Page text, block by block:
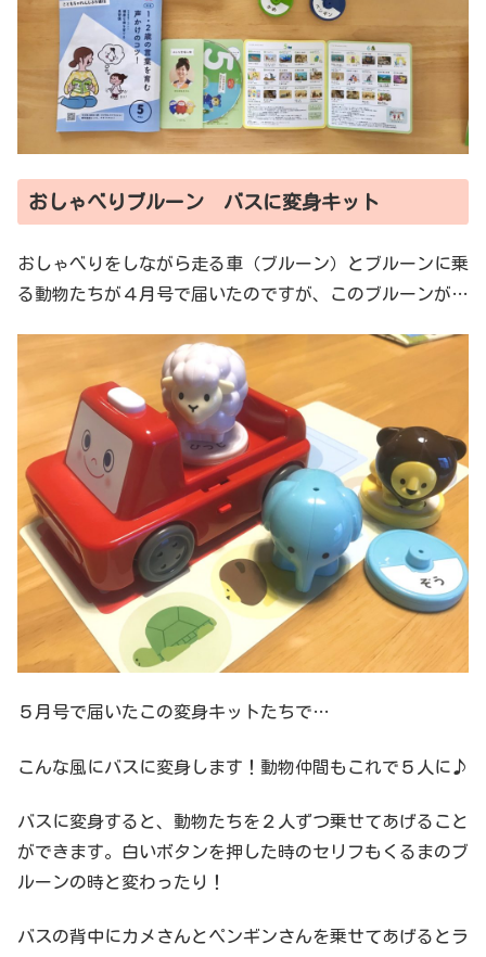
おしゃべりブルーン バスに変身キット
おしゃべりをしながら走る車（ブルーン）とブルーンに乗
る動物たちが４月号で届いたのですが、このブルーンが…
５月号で届いたこの変身キットたちで…
こんな風にバスに変身します！動物仲間もこれで５人に♪
バスに変身すると、動物たちを２人ずつ乗せてあげること
ができます。白いボタンを押した時のセリフもくるまのブ
ルーンの時と変わったり！
バスの背中にカメさんとペンギンさんを乗せてあげるとラ